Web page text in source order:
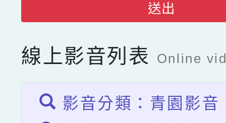
送出
線上影音列表 Online
影音分類：青園影音